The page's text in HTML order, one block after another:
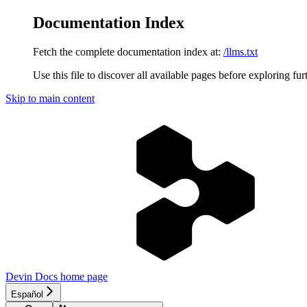
Documentation Index
Fetch the complete documentation index at: /llms.txt
Use this file to discover all available pages before exploring
Skip to main content
Devin Docs home page
Español